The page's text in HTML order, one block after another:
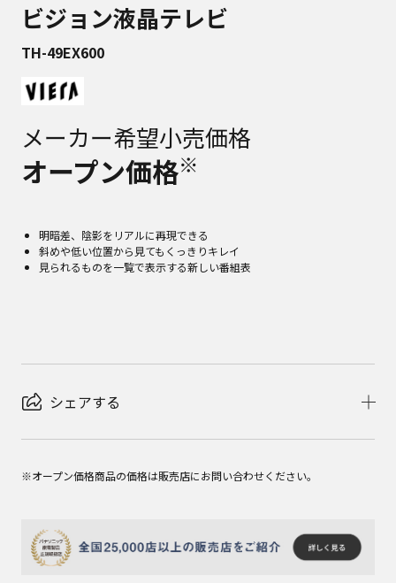
ビジョン液晶テレビ
TH-49EX600
メーカー希望小売価格
オープン価格※
明暗差、陰影をリアルに再現できる
斜めや低い位置から見てもくっきりキレイ
見られるものを一覧で表示する新しい番組表
シェアする
※オープン価格商品の価格は販売店にお問い合わせください。